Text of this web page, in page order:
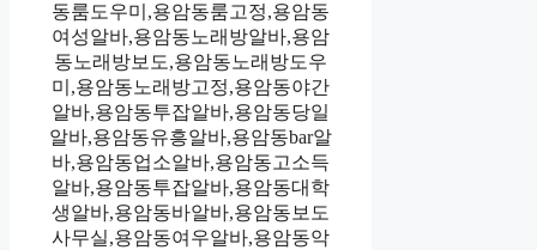
동룸도우미,용암동룸고정,용암동
여성알바,용암동노래방알바,용암
동노래방보도,용암동노래방도우
미,용암동노래방고정,용암동야간
알바,용암동투잡알바,용암동당일
알바,용암동유흥알바,용암동bar알
바,용암동업소알바,용암동고소득
알바,용암동투잡알바,용암동대학
생알바,용암동바알바,용암동보도
사무실,용암동여우알바,용암동악